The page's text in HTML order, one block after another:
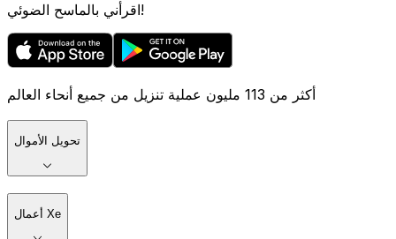
اقرأني بالماسح الضوئي!
أكثر من 113 مليون عملية تنزيل من جميع أنحاء العالم
تحويل الأموال
أعمال Xe